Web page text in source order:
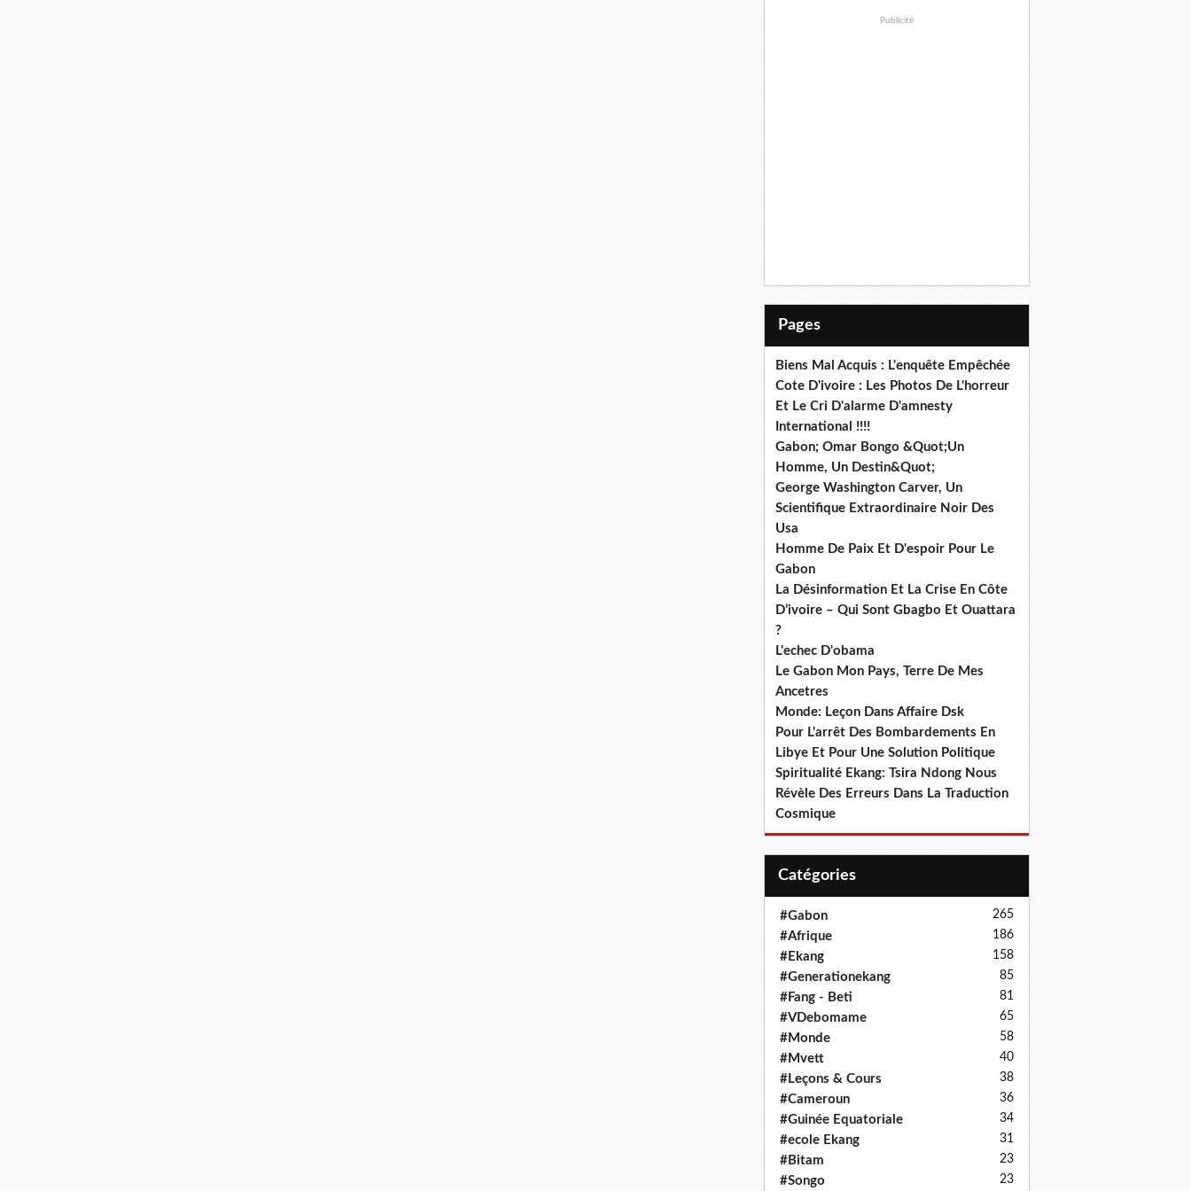
Publicité
Pages
Biens Mal Acquis : L'enquête Empêchée
Cote D'ivoire : Les Photos De L'horreur
Et Le Cri D'alarme D'amnesty
International !!!!
Gabon; Omar Bongo &Quot;Un
Homme, Un Destin&Quot;
George Washington Carver, Un
Scientifique Extraordinaire Noir Des
Usa
Homme De Paix Et D'espoir Pour Le
Gabon
La Désinformation Et La Crise En Côte
D’ivoire – Qui Sont Gbagbo Et Ouattara
?
L'echec D'obama
Le Gabon Mon Pays, Terre De Mes
Ancetres
Monde: Leçon Dans Affaire Dsk
Pour L'arrêt Des Bombardements En
Libye Et Pour Une Solution Politique
Spiritualité Ekang: Tsira Ndong Nous
Révèle Des Erreurs Dans La Traduction
Cosmique
Catégories
#Gabon 265
#Afrique 186
#Ekang 158
#Generationekang 85
#Fang - Beti 81
#VDebomame 65
#Monde 58
#Mvett 40
#Leçons & Cours 38
#Cameroun 36
#Guinée Equatoriale 34
#ecole Ekang 31
#Bitam 23
#Songo 23